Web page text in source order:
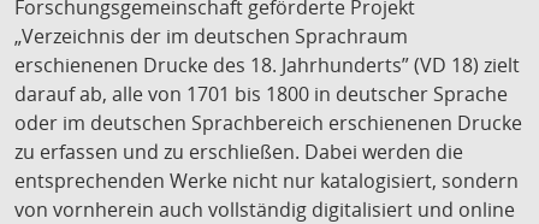
Forschungsgemeinschaft geförderte Projekt
„Verzeichnis der im deutschen Sprachraum
erschienenen Drucke des 18. Jahrhunderts” (VD 18) zielt
darauf ab, alle von 1701 bis 1800 in deutscher Sprache
oder im deutschen Sprachbereich erschienenen Drucke
zu erfassen und zu erschließen. Dabei werden die
entsprechenden Werke nicht nur katalogisiert, sondern
von vornherein auch vollständig digitalisiert und online